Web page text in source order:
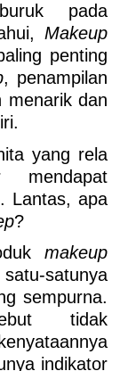
pada
Makeup
penting
, penampilan
menarik dan
yang rela
mendapat
Lantas, apa
?
makeup
satunya
sempurna.
tidak
indikator